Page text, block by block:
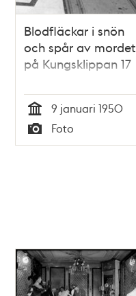
Blodfläckar i snön
och spår av mordet
på Kungsklippan 17
Tid
9 januari 1950
Typ
Foto